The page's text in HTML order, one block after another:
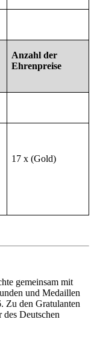
Anzahl der
Ehrenpreise
17 x (Gold)
gemeinsam mit
und Medaillen
Zu den Gratulanten
Deutschen